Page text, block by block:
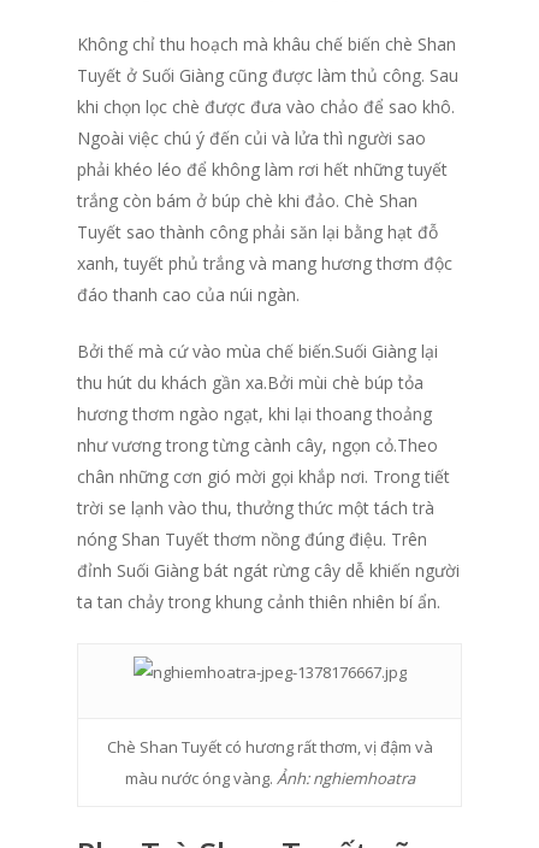
Không chỉ thu hoạch mà khâu chế biến chè Shan
Tuyết ở Suối Giàng cũng được làm thủ công. Sau
khi chọn lọc chè được đưa vào chảo để sao khô.
Ngoài việc chú ý đến củi và lửa thì người sao
phải khéo léo để không làm rơi hết những tuyết
trắng còn bám ở búp chè khi đảo. Chè Shan
Tuyết sao thành công phải săn lại bằng hạt đỗ
xanh, tuyết phủ trắng và mang hương thơm độc
đáo thanh cao của núi ngàn.
Bởi thế mà cứ vào mùa chế biến.Suối Giàng lại
thu hút du khách gần xa.Bởi mùi chè búp tỏa
hương thơm ngào ngạt, khi lại thoang thoảng
như vương trong từng cành cây, ngọn cỏ.Theo
chân những cơn gió mời gọi khắp nơi. Trong tiết
trời se lạnh vào thu, thưởng thức một tách trà
nóng Shan Tuyết thơm nồng đúng điệu. Trên
đỉnh Suối Giàng bát ngát rừng cây dễ khiến người
ta tan chảy trong khung cảnh thiên nhiên bí ẩn.
Chè Shan Tuyết có hương rất thơm, vị đậm và
màu nước óng vàng. Ảnh: nghiemhoatra
Trang chủ
Giới thiệu
Sản phẩm
Quà tặng